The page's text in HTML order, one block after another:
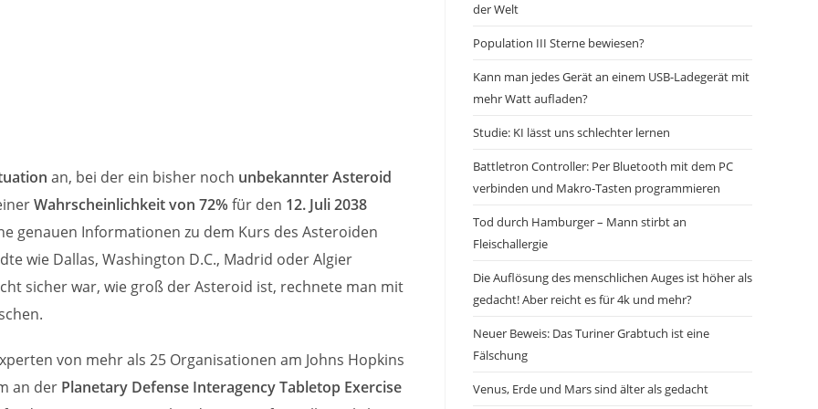
an, bei der ein bisher noch unbekannter Asteroid
Wahrscheinlichkeit von 72% für den 12. Juli 2038
genauen Informationen zu dem Kurs des Asteroiden
wie Dallas, Washington D.C., Madrid oder Algier
sicher war, wie groß der Asteroid ist, rechnete man mit
von mehr als 25 Organisationen am Johns Hopkins
an der Planetary Defense Interagency Tabletop Exercise
der Welt
Population III Sterne bewiesen?
Kann man jedes Gerät an einem USB-Ladegerät mit
mehr Watt aufladen?
Studie: KI lässt uns schlechter lernen
Battletron Controller: Per Bluetooth mit dem PC
verbinden und Makro-Tasten programmieren
Tod durch Hamburger – Mann stirbt an
Fleischallergie
Die Auflösung des menschlichen Auges ist höher als
gedacht! Aber reicht es für 4k und mehr?
Neuer Beweis: Das Turiner Grabtuch ist eine
Fälschung
Venus, Erde und Mars sind älter als gedacht